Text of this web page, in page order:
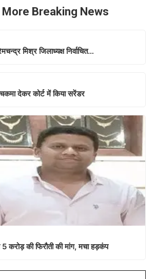
More Breaking News
मिश्र जिलाध्यक्ष निर्वाचित…
चकमा देकर कोर्ट में किया सरेंडर
5 करोड़ की फिरौती की मांग, मचा हड़कंप